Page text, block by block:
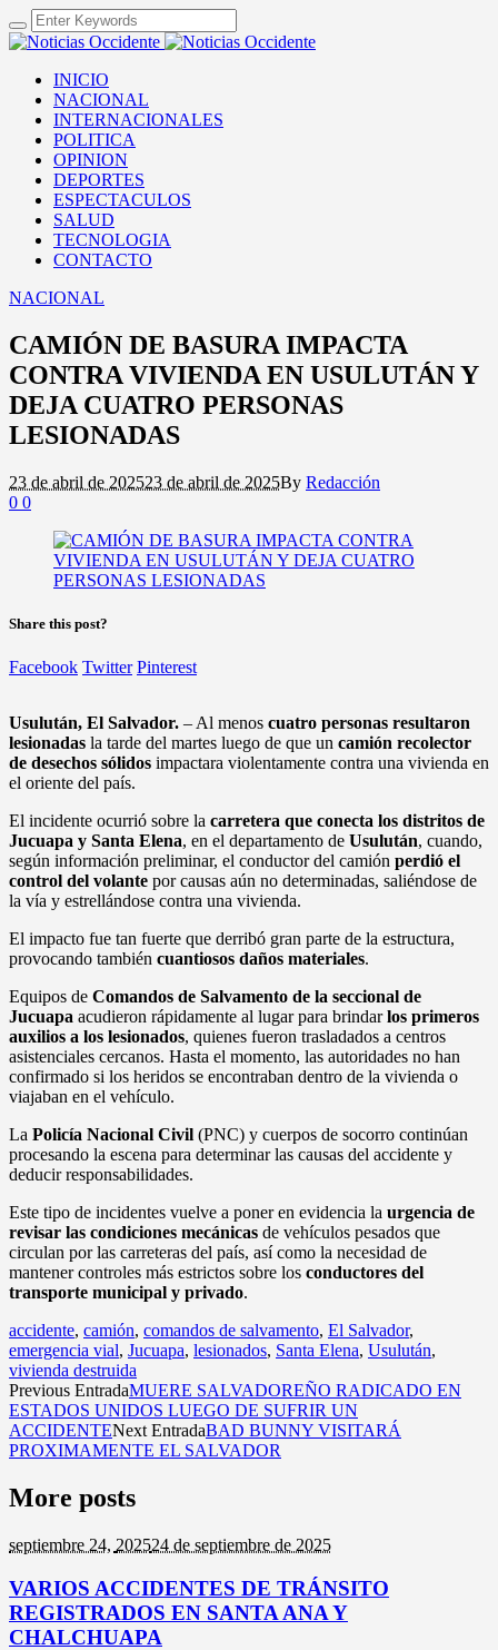
INICIO
NACIONAL
INTERNACIONALES
POLITICA
OPINION
DEPORTES
ESPECTACULOS
SALUD
TECNOLOGIA
CONTACTO
NACIONAL
CAMIÓN DE BASURA IMPACTA
CONTRA VIVIENDA EN USULUTÁN Y
DEJA CUATRO PERSONAS
LESIONADAS
23 de abril de 202523 de abril de 2025By Redacción
0 0
Share this post?
Facebook Twitter Pinterest
Usulután, El Salvador. – Al menos cuatro personas resultaron
lesionadas la tarde del martes luego de que un camión recolector
de desechos sólidos impactara violentamente contra una vivienda en
el oriente del país.
El incidente ocurrió sobre la carretera que conecta los distritos de
Jucuapa y Santa Elena, en el departamento de Usulután, cuando,
según información preliminar, el conductor del camión perdió el
control del volante por causas aún no determinadas, saliéndose de
la vía y estrellándose contra una vivienda.
El impacto fue tan fuerte que derribó gran parte de la estructura,
provocando también cuantiosos daños materiales.
Equipos de Comandos de Salvamento de la seccional de
Jucuapa acudieron rápidamente al lugar para brindarlos primeros
auxilios a los lesionados, quienes fueron trasladados a centros
asistenciales cercanos. Hasta el momento, las autoridades no han
confirmado si los heridos se encontraban dentro de la vivienda o
viajaban en el vehículo.
La Policía Nacional Civil (PNC) y cuerpos de socorro continúan
procesando la escena para determinar las causas del accidente y
deducir responsabilidades.
Este tipo de incidentes vuelve a poner en evidencia la urgencia de
revisar las condiciones mecánicas de vehículos pesados que
circulan por las carreteras del país, así como la necesidad de
mantener controles más estrictos sobre los conductores del
transporte municipal y privado.
accidente, camión, comandos de salvamento, El Salvador,
emergencia vial, Jucuapa, lesionados, Santa Elena, Usulután,
vivienda destruida
Previous EntradaMUERE SALVADOREÑO RADICADO EN
ESTADOS UNIDOS LUEGO DE SUFRIR UN
ACCIDENTENext EntradaBAD BUNNY VISITARÁ
PROXIMAMENTE EL SALVADOR
More posts
septiembre 24, 202524 de septiembre de 2025
VARIOS ACCIDENTES DE TRÁNSITO
REGISTRADOS EN SANTA ANA Y
CHALCHUAPA